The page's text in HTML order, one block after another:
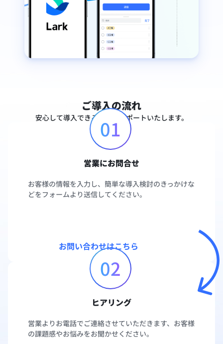
ご導入の流れ
安心して導入できるようにサポートいたします。
お問い合わせはこちら
お客様の情報を入力し、簡単な導入検討のきっかけな
どをフォームより送信してください。
営業にお問合せ
01
営業よりお電話でご連絡させていただきます、お客様
の課題感やお悩みをお聞かせください。
ヒアリング
02